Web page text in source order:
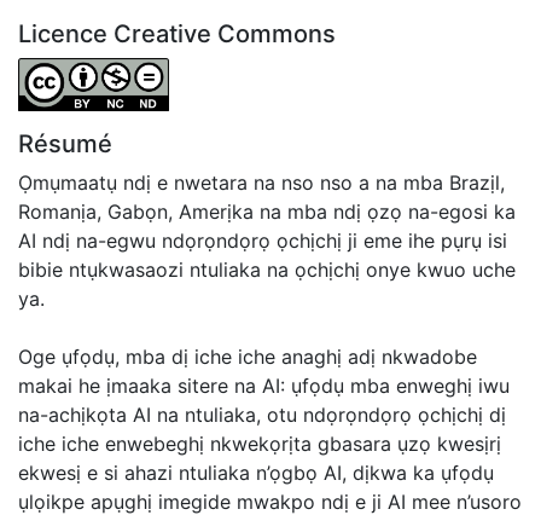
Licence Creative Commons
Attribution-NonCommercial-NoDerivatives 4.0
Résumé
Ọmụmaatụ ndị e nwetara na nso nso a na mba Brazịl,
Romanịa, Gabọn, Amerịka na mba ndị ọzọ na-egosi ka
AI ndị na-egwu ndọrọndọrọ ọchịchị ji eme ihe pụrụ isi
bibie ntụkwasaozi ntuliaka na ọchịchị onye kwuo uche
ya.
Oge ụfọdụ, mba dị iche iche anaghị adị nkwadobe
makai he ịmaaka sitere na AI: ụfọdụ mba enweghị iwu
na-achịkọta AI na ntuliaka, otu ndọrọndọrọ ọchịchị dị
iche iche enwebeghị nkwekọrịta gbasara ụzọ kwesịrị
ekwesị e si ahazi ntuliaka n’ọgbọ AI, dịkwa ka ụfọdụ
ụlọikpe apụghị imegide mwakpo ndị e ji AI mee n’usoro